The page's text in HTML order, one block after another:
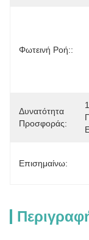
Φωτεινή Ροή::
Δυνατότητα
Προσφοράς:
Επισημαίνω: